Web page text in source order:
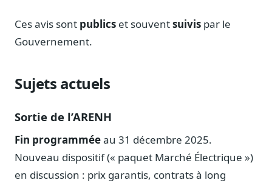
Ces avis sont publics et souventsuivis par le
Gouvernement.
Sujets actuels
Sortie de l’ARENH
Fin programméeau 31 décembre 2025.
Nouveau dispositif (« paquet Marché Électrique »)
en discussion : prix garantis, contrats à long